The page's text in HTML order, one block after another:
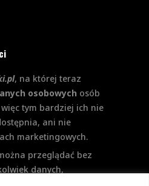
, na której teraz
osobowych osób
tym bardziej ich nie
ani nie
marketingowych.
przeglądać bez
danych,